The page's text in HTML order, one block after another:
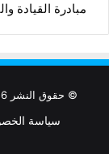
مبادرة القيادة
© حقوق النشر 2026، جميع الحقوق محفوظة |
سياسة